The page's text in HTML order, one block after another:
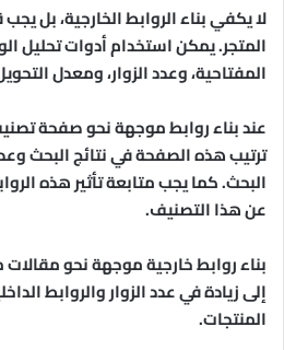
لا يكفي بناء الروابط الخارجية، بل
المتجر. يمكن استخدام أدوات تحليل
المفتاحية، وعدد الزوار، ومعدل
عند بناء روابط موجهة نحو صفحة
ترتيب هذه الصفحة في نتائج البحث
البحث. كما يجب متابعة تأثير هذه
عن هذا التصنيف.
بناء روابط خارجية موجهة نحو
إلى زيادة في عدد الزوار والروابط
المنتجات.